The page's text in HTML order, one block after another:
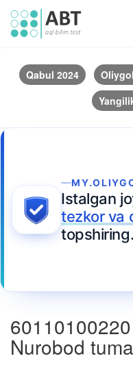
Qabul 2024
Istalgan
tezkor va
topshiring.
Nurobod